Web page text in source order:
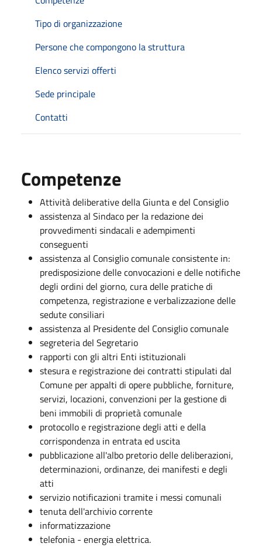
Tipo di organizzazione
Persone che compongono la struttura
Elenco servizi offerti
Sede principale
Contatti
Competenze
Attività deliberative della Giunta e del Consiglio
assistenza al Sindaco per la redazione dei
provvedimenti sindacali e adempimenti
conseguenti
assistenza al Consiglio comunale consistente in:
predisposizione delle convocazioni e delle notifiche
degli ordini del giorno, cura delle pratiche di
competenza, registrazione e verbalizzazione delle
sedute consiliari
assistenza al Presidente del Consiglio comunale
segreteria del Segretario
rapporti con gli altri Enti istituzionali
stesura e registrazione dei contratti stipulati dal
Comune per appalti di opere pubbliche, forniture,
servizi, locazioni, convenzioni per la gestione di
beni immobili di proprietà comunale
protocollo e registrazione degli atti e della
corrispondenza in entrata ed uscita
pubblicazione all'albo pretorio delle deliberazioni,
determinazioni, ordinanze, dei manifesti e degli
atti
servizio notificazioni tramite i messi comunali
tenuta dell'archivio corrente
informatizzazione
telefonia - energia elettrica.